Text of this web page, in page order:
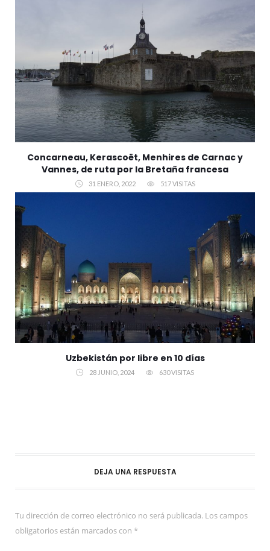
Concarneau, Kerascoët, Menhires de Carnac y
Vannes, de ruta por la Bretaña francesa
31 ENERO, 2022 517 VISITAS
Uzbekistán por libre en 10 días
28 JUNIO, 2024 630 VISITAS
DEJA UNA RESPUESTA
Tu dirección de correo electrónico no será publicada. Los campos
obligatorios están marcados con *